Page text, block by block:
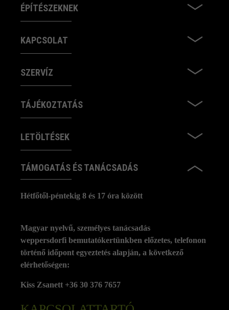
ÉPÍTÉSZEKNEK
KAPCSOLAT
SZERVÍZ
TÁJÉKOZTATÁS
LETÖLTÉSEK
TÁMOGATÁS ÉS TANÁCSADÁS
Hétfőtől-péntekig 8 és 17 óra között
Magyar nyelvű, személyes tanácsadás
weppersdorfi bemutatókertünkben előzetes, telefonon
történő időpont egyeztetés alapján, a következő
elérhetőségen:
Kiss Zsanett +36 30 376 7657